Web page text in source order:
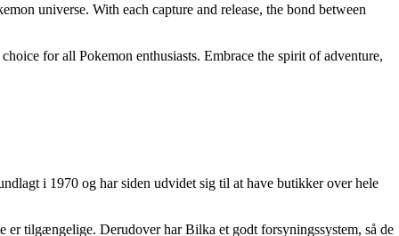
universe. With each capture and release, the bond between
for all Pokemon enthusiasts. Embrace the spirit of adventure,
i 1970 og har siden udvidet sig til at have butikker over hele
er tilgængelige. Derudover har Bilka et godt forsyningssystem, så de